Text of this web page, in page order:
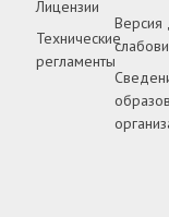
Лицензии
Технические
регламенты
Версия